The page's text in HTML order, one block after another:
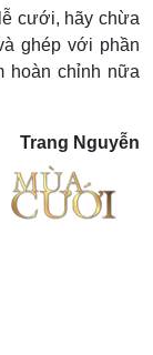
cưới, hãy chừa
ghép với phần
hoàn chỉnh nữa
Trang Nguyễn